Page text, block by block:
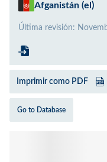
Afganistán (el)
Última revisión:
Imprimir como PDF
Go to Database